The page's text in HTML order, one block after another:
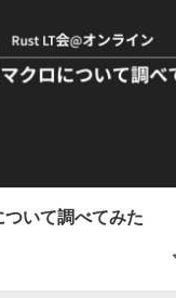
いて調べてみた